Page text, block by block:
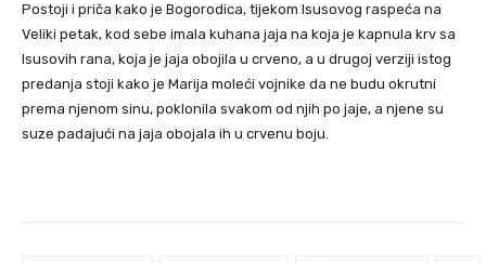
Postoji i priča kako je Bogorodica, tijekom Isusovog raspeća na
Veliki petak, kod sebe imala kuhana jaja na koja je kapnula krv sa
Isusovih rana, koja je jaja obojila u crveno, a u drugoj verziji istog
predanja stoji kako je Marija moleći vojnike da ne budu okrutni
prema njenom sinu, poklonila svakom od njih po jaje, a njene su
suze padajući na jaja obojala ih u crvenu boju.